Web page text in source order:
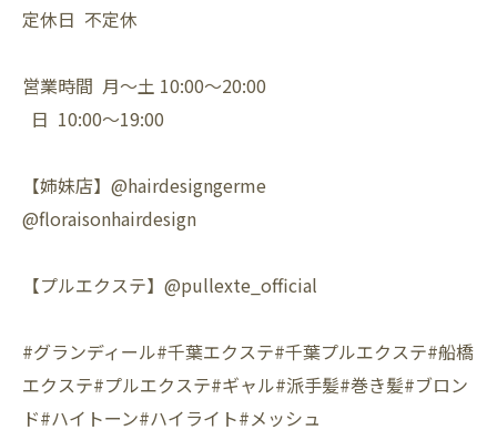
定休日 不定休
営業時間 月〜土 10:00〜20:00
日 10:00〜19:00
【姉妹店】@hairdesigngerme
@floraisonhairdesign
【プルエクステ】@pullexte_official
#グランディール#千葉エクステ#千葉プルエクステ#船橋
エクステ#プルエクステ#ギャル#派手髪#巻き髪#ブロン
ド#ハイトーン#ハイライト#メッシュ